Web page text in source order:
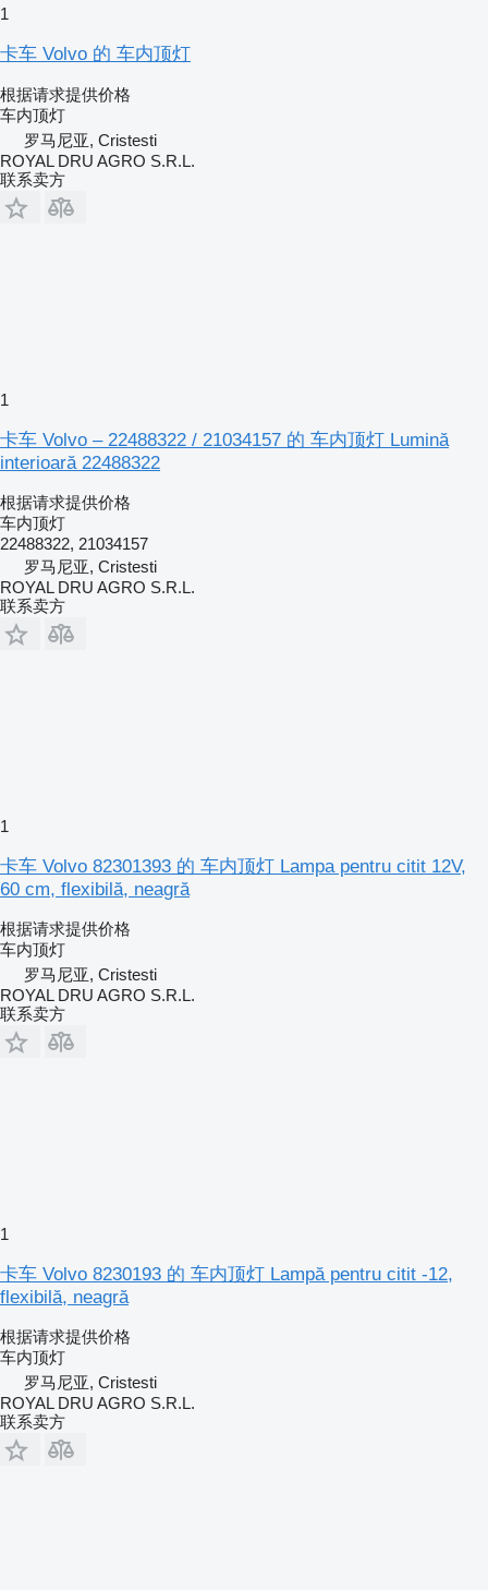
1
卡车 Volvo 的 车内顶灯
根据请求提供价格
车内顶灯
罗马尼亚, Cristesti
ROYAL DRU AGRO S.R.L.
联系卖方
1
卡车 Volvo – 22488322 / 21034157 的 车内顶灯 Lumină
interioară 22488322
根据请求提供价格
车内顶灯
22488322, 21034157
罗马尼亚, Cristesti
ROYAL DRU AGRO S.R.L.
联系卖方
1
卡车 Volvo 82301393 的 车内顶灯 Lampa pentru citit 12V,
60 cm, flexibilă, neagră
根据请求提供价格
车内顶灯
罗马尼亚, Cristesti
ROYAL DRU AGRO S.R.L.
联系卖方
1
卡车 Volvo 8230193 的 车内顶灯 Lampă pentru citit -12,
flexibilă, neagră
根据请求提供价格
车内顶灯
罗马尼亚, Cristesti
ROYAL DRU AGRO S.R.L.
联系卖方